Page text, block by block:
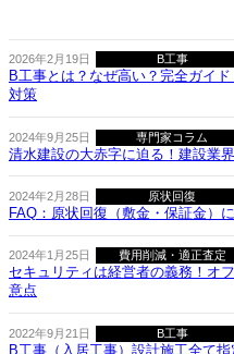
2026年2月19日 B工事
B工事とは？なぜ高い？完全ガイ
対策
2024年9月25日 専門家コラム
清水建設の大赤字に迫る！建設業
2024年2月28日 原状回復
FAQ：原状回復（敷金・保証金）
2024年1月25日 費用削減・適正査定
セキュリティは経営者の義務！オ
意点
2022年9月21日 B工事
B工事（入居工事）設計施工全て